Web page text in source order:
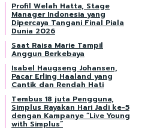
Profil Welah Hatta, Stage
Manager Indonesia yang
Dipercaya Tangani Final Piala
Dunia 2026
Saat Raisa Marie Tampil
Anggun Berkebaya
Isabel Haugseng Johansen,
Pacar Erling Haaland yang
Cantik dan Rendah Hati
Tembus 18 juta Pengguna,
Simplus Rayakan Hari Jadi ke-5
dengan Kampanye “Live Young
with Simplus”